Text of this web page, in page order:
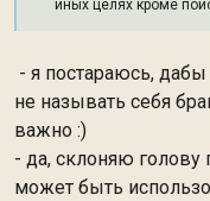
иных целях кроме
- я постараюсь, дабы
не называть себя
важно :)
- да, склоняю голову
может быть